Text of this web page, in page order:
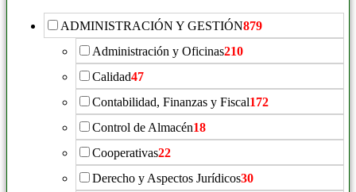
ADMINISTRACIÓN Y GESTIÓN879
Administración y Oficinas210
Calidad47
Contabilidad, Finanzas y Fiscal172
Control de Almacén18
Cooperativas22
Derecho y Aspectos Jurídicos30